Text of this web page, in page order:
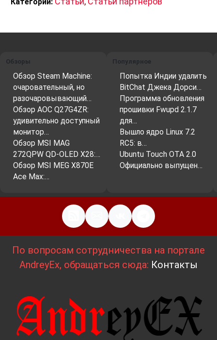
Обзоры
Обзор Steam Machine:
очаровательный, но
разочаровывающий…
Обзор AOC Q27G4ZR:
удивительно доступный
монитор…
Обзор MSI MAG
272QPW QD-OLED X28:…
Обзор MSI MEG X870E
Ace Max:…
Популярное
Попытка Индии удалить
BitChat Джека Дорси…
Программа обновления
прошивки Fwupd 2.1.7
для…
Вышло ядро ​​Linux 7.2
RC5: в…
Ubuntu Touch OTA 2.0
Официально выпущен…
По вопросам сотрудничества на портале
AndreyEx, обращаться сюда: Контакты